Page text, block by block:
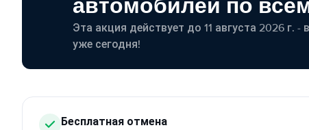
автомобилей по
Эта акция действует до 11 августа 2026 г. -
уже сегодня!
Бесплатная отмена